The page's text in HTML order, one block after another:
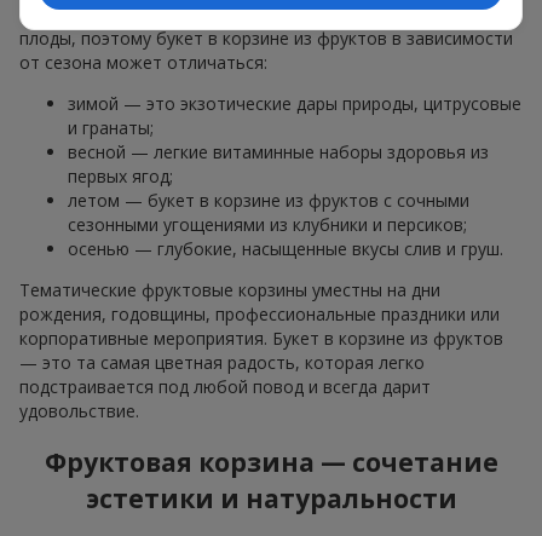
Каждое время года имеет свой характер и свои сезонные
плоды, поэтому букет в корзине из фруктов в зависимости
от сезона может отличаться:
зимой — это экзотические дары природы, цитрусовые
и гранаты;
весной — легкие витаминные наборы здоровья из
первых ягод;
летом — букет в корзине из фруктов с сочными
сезонными угощениями из клубники и персиков;
осенью — глубокие, насыщенные вкусы слив и груш.
Тематические фруктовые корзины уместны на дни
рождения, годовщины, профессиональные праздники или
корпоративные мероприятия. Букет в корзине из фруктов
— это та самая цветная радость, которая легко
подстраивается под любой повод и всегда дарит
удовольствие.
Фруктовая корзина — сочетание
эстетики и натуральности